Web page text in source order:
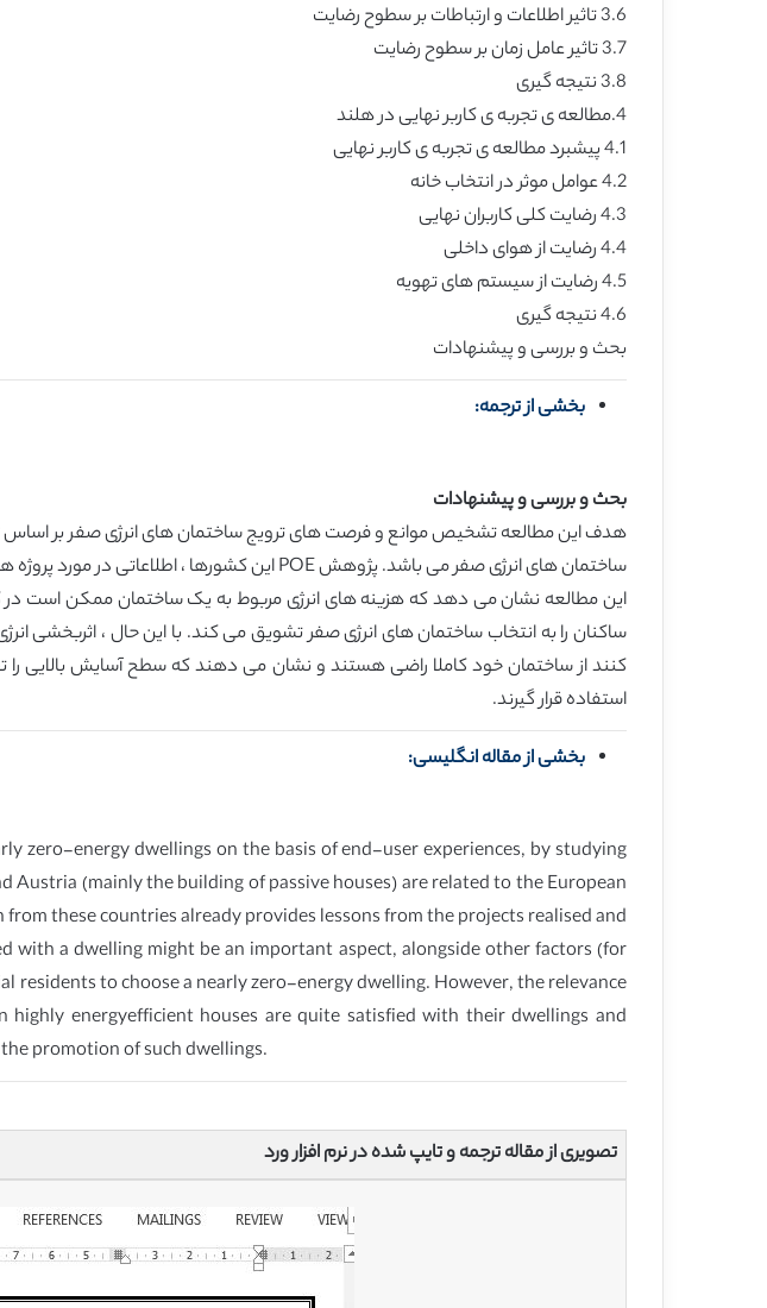
3.6 تاثیر اطلاعات و ارتباطات بر سطوح رضایت
3.7 تاثیر عامل زمان بر سطوح رضایت
3.8 نتیجه گیری
4.مطالعه ی تجربه ی کاربر نهایی در هلند
4.1 پیشبرد مطالعه ی تجربه ی کاربر نهایی
4.2 عوامل موثر در انتخاب خانه
4.3 رضایت کلی کاربران نهایی
4.4 رضایت از هوای داخلی
4.5 رضایت از سیستم های تهویه
4.6 نتیجه گیری
بحث و بررسی و پیشنهادات
بخشی از ترجمه:
بحث و بررسی و پیشنهادات
هدف این مطالعه تشخیص موانع و فرصت های ترویج ساختمان های انرژی صفر بر اساس
ساختمان های انرژی صفر می باشد. پژوهش POE این کشورها ، اطلاعاتی در مورد پروژه ها و مطالعه ی هلندی را در اختیار ما قرار می دهد.
این مطالعه نشان می دهد که هزینه های انرژی مربوط به یک ساختمان ممکن است در
ساکنان را به انتخاب ساختمان های انرژی صفر تشویق می کند. با این حال ، اثربخشی
کنند از ساختمان خود کاملا راضی هستند و نشان می دهند که سطح آسایش بالایی را
استفاده قرار گیرند.
بخشی از مقاله انگلیسی:
zero-energy dwellings on the basis of end-user experiences, by studying
(mainly the building of passive houses) are related to the European
these countries already provides lessons from the projects realised and
a dwelling might be an important aspect, alongside other factors (for
residents to choose a nearly zero-energy dwelling. However, the relevance
energyefficient houses are quite satisfied with their dwellings and
promotion of such dwellings.
تصویری از مقاله ترجمه و تایپ شده در نرم افزار ورد